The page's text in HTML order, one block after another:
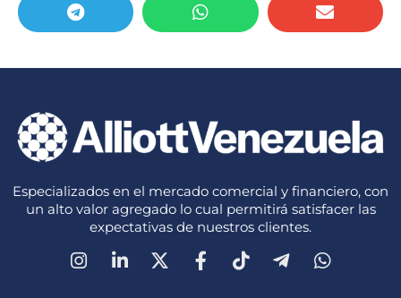
Especializados en el mercado comercial y financiero, con
un alto valor agregado lo cual permitirá satisfacer las
expectativas de nuestros clientes.